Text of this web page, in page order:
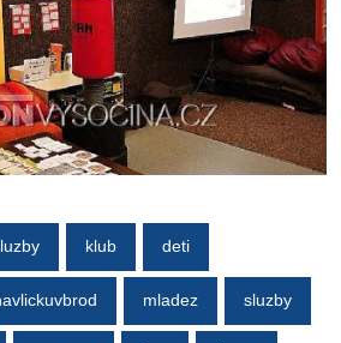
klub deti
mladez sluzby